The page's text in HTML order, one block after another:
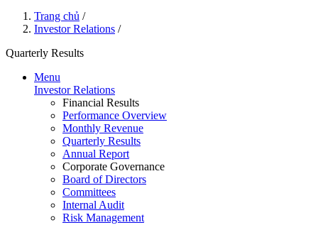
Trang chủ /
Investor Relations /
Quarterly Results
Menu
Investor Relations
Financial Results
Performance Overview
Monthly Revenue
Quarterly Results
Annual Report
Corporate Governance
Board of Directors
Committees
Internal Audit
Risk Management